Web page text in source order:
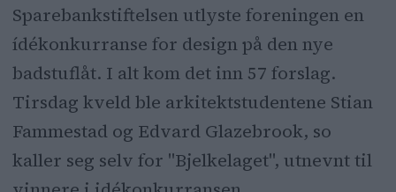
Sparebankstiftelsen utlyste foreningen en
ídékonkurranse for design på den nye
badstuflåt. I alt kom det inn 57 forslag.
Tirsdag kveld ble arkitektstudentene Stian
Fammestad og Edvard Glazebrook, so
kaller seg selv for "Bjelkelaget", utnevnt til